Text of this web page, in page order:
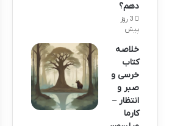
دهم؟
3 روز
پیش
خلاصه
کتاب
خرسی و
صبر و
انتظار –
کارما